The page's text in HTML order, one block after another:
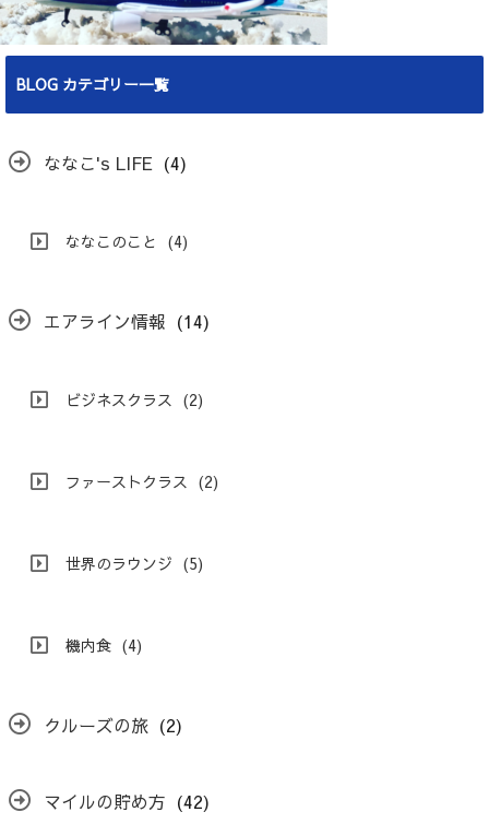
BLOG カテゴリー一覧
ななこ's LIFE (4)
ななこのこと (4)
エアライン情報 (14)
ビジネスクラス (2)
ファーストクラス (2)
世界のラウンジ (5)
機内食 (4)
クルーズの旅 (2)
マイルの貯め方 (42)